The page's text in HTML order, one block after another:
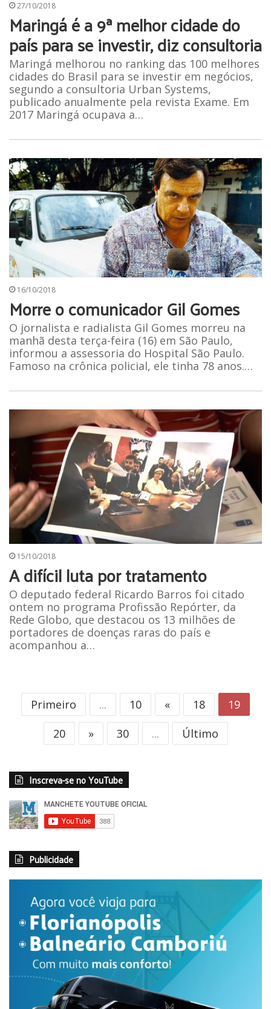
27/10/2018
Maringá é a 9ª melhor cidade do
país para se investir, diz consultoria
Maringá melhorou no ranking das 100 melhores
cidades do Brasil para se investir em negócios,
segundo a consultoria Urban Systems,
publicado anualmente pela revista Exame. Em
2017 Maringá ocupava a…
16/10/2018
Morre o comunicador Gil Gomes
O jornalista e radialista Gil Gomes morreu na
manhã desta terça-feira (16) em São Paulo,
informou a assessoria do Hospital São Paulo.
Famoso na crônica policial, ele tinha 78 anos.…
15/10/2018
A difícil luta por tratamento
O deputado federal Ricardo Barros foi citado
ontem no programa Profissão Repórter, da
Rede Globo, que destacou os 13 milhões de
portadores de doenças raras do país e
acompanhou a…
Primeiro ... 10 « 18
19
20
» 30 ... Último
Inscreva-se no YouTube
Publicidade